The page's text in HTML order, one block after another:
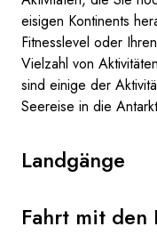
eisigen Kontinents
Fitnesslevel oder
Vielzahl von
sind einige der
Seereise in die
Landgänge
Fahrt mit den